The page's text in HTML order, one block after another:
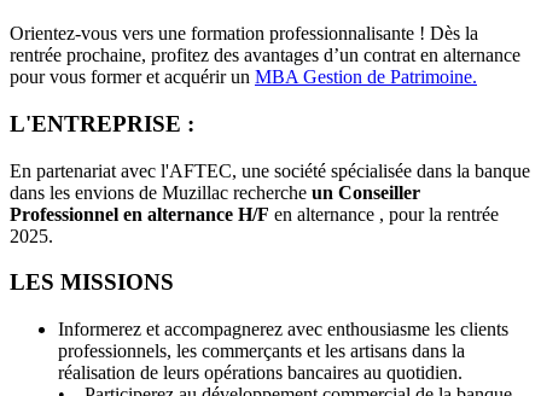
Orientez-vous vers une formation professionnalisante ! Dès la
rentrée prochaine, profitez des avantages d’un contrat en alternance
pour vous former et acquérir un MBA Gestion de Patrimoine.
L'ENTREPRISE :
En partenariat avec l'AFTEC, une société spécialisée dans la banque
dans les envions de Muzillac recherche ​ un Conseiller
Professionnel en alternance H/F ​ en alternance , pour la rentrée
2025.
LES MISSIONS
Informerez et accompagnerez avec enthousiasme les clients
professionnels, les commerçants et les artisans dans la
réalisation de leurs opérations bancaires au quotidien.